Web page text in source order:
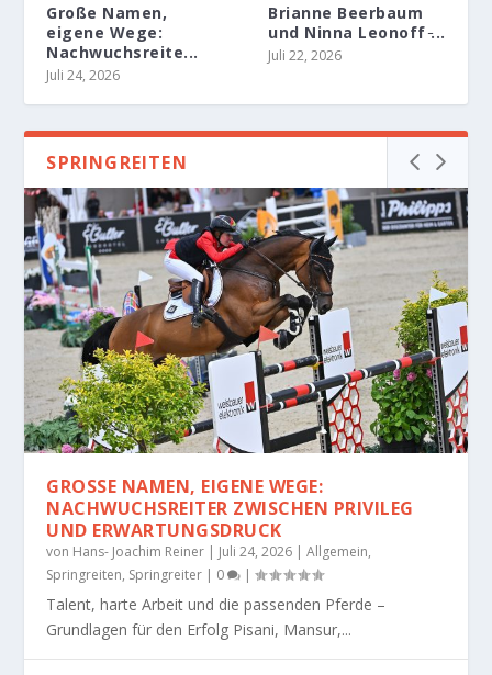
Große Namen,
eigene Wege:
Nachwuchsreite...
Juli 24, 2026
Brianne Beerbaum
und Ninna Leonoff ̵...
Juli 22, 2026
SPRINGREITEN
GROSSE NAMEN, EIGENE WEGE: N
ACHWUCHSREITER ZWISCHEN PRIVILEG U
ND ERWARTUNGSDRUCK
von Hans- Joachim Reiner | Juli 24, 2026 |Allgemein,
Springreiten, Springreiter | 0 |
Talent, harte Arbeit und die passenden Pferde –
Grundlagen für den Erfolg Pisani, Mansur,...